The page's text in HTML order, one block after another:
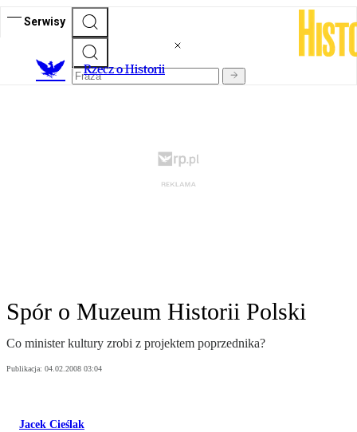
Serwisy
Rzecz o Historii
Spór o Muzeum Historii Polski
Co minister kultury zrobi z projektem poprzednika?
Publikacja: 04.02.2008 03:04
Jacek Cieślak